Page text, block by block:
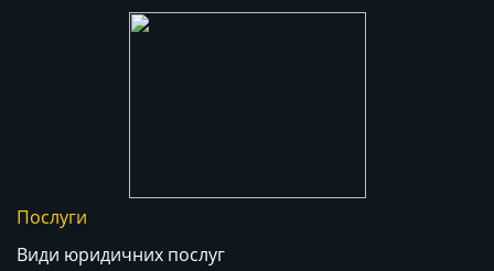
Послуги
Види юридичних послуг